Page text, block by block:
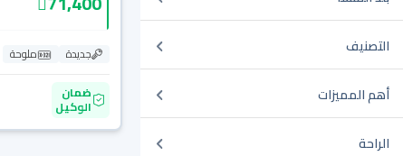
التصنيف
أهم المميزات
الراحة
جديدة
ملوحة
ضمان
الوكيل